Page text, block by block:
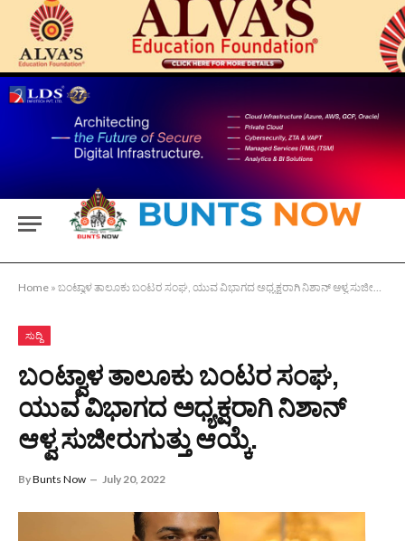
Home » ಬಂಟ್ವಾಳ ತಾಲೂಕು ಬಂಟರ ಸಂಘ, ಯುವ ವಿಭಾಗದ ಅಧ್ಯಕ್ಷರಾಗಿ ನಿಶಾನ್ ಆಳ್ವ ಸುಜೀರುಗುತ್ತು ಆಯ್ಕೆ.
ಸುದ್ದಿ
ಬಂಟ್ವಾಳ ತಾಲೂಕು ಬಂಟರ ಸಂಘ,
ಯುವ ವಿಭಾಗದ ಅಧ್ಯಕ್ಷರಾಗಿ ನಿಶಾನ್
ಆಳ್ವ ಸುಜೀರುಗುತ್ತು ಆಯ್ಕೆ.
ByBunts Now July 20, 2022